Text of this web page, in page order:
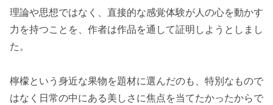
理論や思想ではなく、直接的な感覚体験が人の心を動かす
力を持つことを、作者は作品を通して証明しようとしまし
た。
檸檬という身近な果物を題材に選んだのも、特別なもので
はなく日常の中にある美しさに焦点を当てたかったからで